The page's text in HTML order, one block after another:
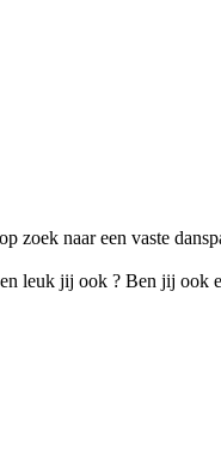
naar een vaste
leuk jij ook ? Ben jij ook